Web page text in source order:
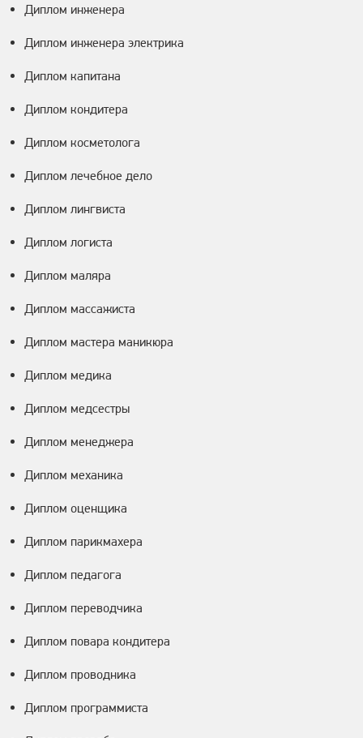
Диплом инженера
Диплом инженера электрика
Диплом капитана
Диплом кондитера
Диплом косметолога
Диплом лечебное дело
Диплом лингвиста
Диплом логиста
Диплом маляра
Диплом массажиста
Диплом мастера маникюра
Диплом медика
Диплом медсестры
Диплом менеджера
Диплом механика
Диплом оценщика
Диплом парикмахера
Диплом педагога
Диплом переводчика
Диплом повара кондитера
Диплом проводника
Диплом программиста